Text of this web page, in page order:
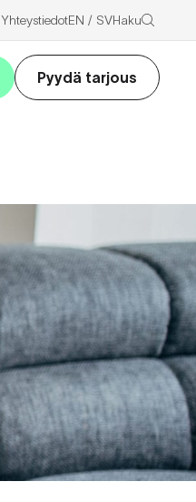
YhteystiedotEN SVHaku
Pyydä tarjous